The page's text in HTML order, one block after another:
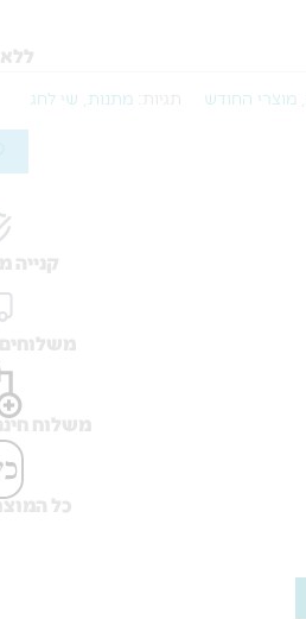
מוצרי החודש מתנות שי לחג
קנייה
משלוח חינם
כל